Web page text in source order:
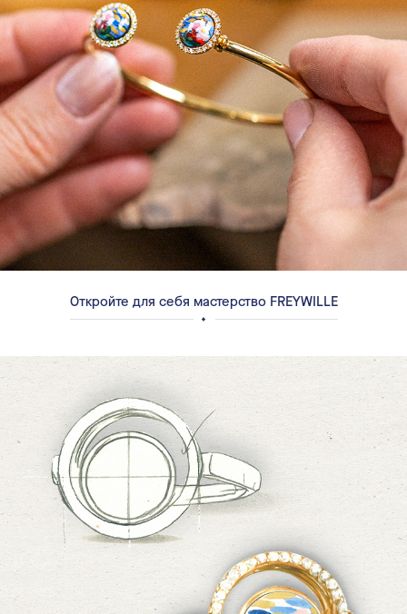
Откройте для себя мастерство FREYWILLE